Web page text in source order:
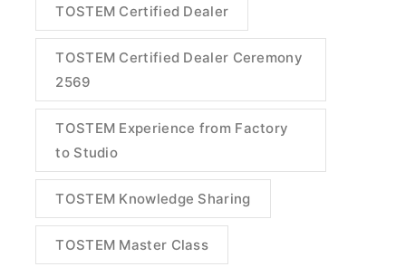
TOSTEM Certified Dealer
TOSTEM Certified Dealer Ceremony
2569
TOSTEM Experience from Factory
to Studio
TOSTEM Knowledge Sharing
TOSTEM Master Class